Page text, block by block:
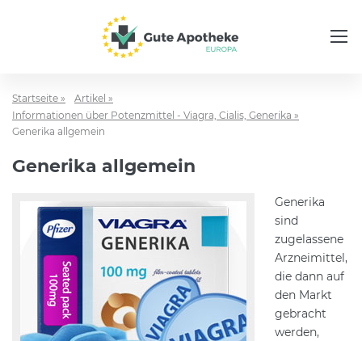
Startseite »
Artikel »
Informationen über Potenzmittel - Viagra, Cialis, Generika »
Generika allgemein
Generika allgemein
Generika
sind
zugelassene
Arzneimittel,
die dann auf
den Markt
gebracht
werden,